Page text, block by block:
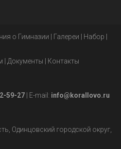
о Гимназии | Галереи | Набор |
| Документы | Контакты
59-27| E-mail: info@korallovo.ru
Одинцовский городской округ,